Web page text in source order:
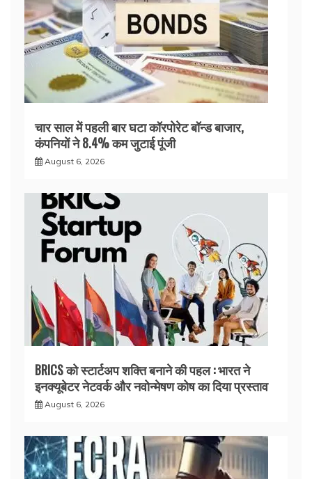
चार साल में पहली बार घटा कॉरपोरेट बॉन्ड बाजार,
कंपनियों ने 8.4% कम जुटाई पूंजी
August 6, 2026
BRICS को स्टार्टअप शक्ति बनाने की पहल : भारत ने
इनक्यूबेटर नेटवर्क और नवोन्मेषण कोष का दिया प्रस्ताव
August 6, 2026